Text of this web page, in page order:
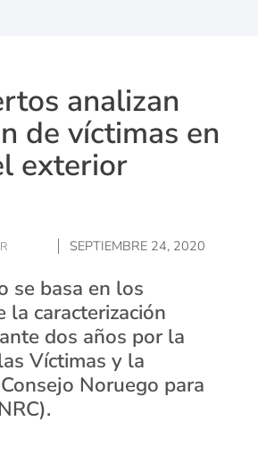
analizan
de víctimas en
exterior
SEPTIEMBRE 24, 2020
se basa en los
la caracterización
dos años por la
Víctimas y la
Noruego para